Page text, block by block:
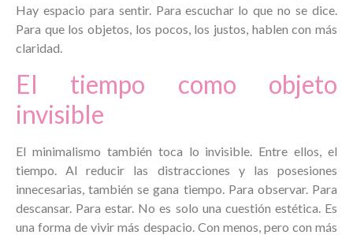
Hay espacio para sentir. Para escuchar lo que no se dice.
Para que los objetos, los pocos, los justos, hablen con más
claridad.
El tiempo como objeto
invisible
El minimalismo también toca lo invisible. Entre ellos, el
tiempo. Al reducir las distracciones y las posesiones
innecesarias, también se gana tiempo. Para observar. Para
descansar. Para estar. No es solo una cuestión estética. Es
una forma de vivir más despacio. Con menos, pero con más